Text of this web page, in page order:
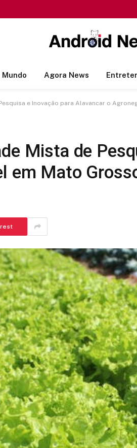
Mundo Agora News
e Inovação para Alavancar o
Mista de
em Mato